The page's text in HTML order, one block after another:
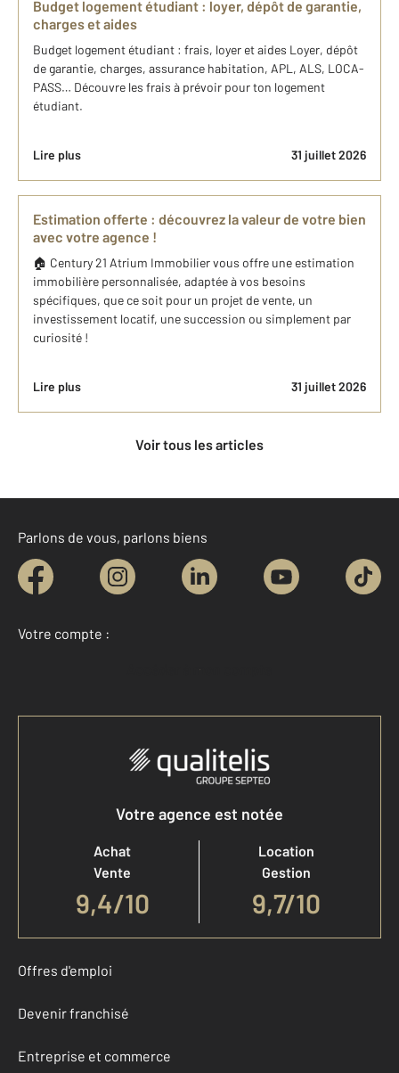
Budget logement étudiant : loyer, dépôt de garantie,
charges et aides
Budget logement étudiant : frais, loyer et aides Loyer, dépôt
de garantie, charges, assurance habitation, APL, ALS, LOCA-
PASS… Découvre les frais à prévoir pour ton logement
étudiant.
Lire plus 31 juillet 2026
Estimation offerte : découvrez la valeur de votre bien
avec votre agence !
🏠 Century 21 Atrium Immobilier vous offre une estimation
immobilière personnalisée, adaptée à vos besoins
spécifiques, que ce soit pour un projet de vente, un
investissement locatif, une succession ou simplement par
curiosité !
Lire plus 31 juillet 2026
Voir tous les articles
Parlons de vous, parlons biens
Votre compte :
Accéder à mon compte
Votre agence est notée
Achat
Vente
9,4/10
Location
Gestion
9,7/10
Offres d'emploi
Devenir franchisé
Entreprise et commerce